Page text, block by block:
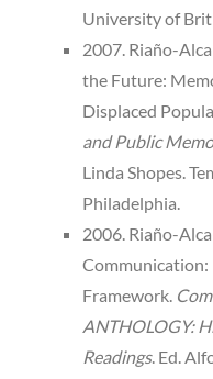
University of
2007. Riaño-
the Future:
Displaced
and Public
Linda Shopes.
Philadelphia.
2006. Riaño-
Communication:
Framework.
ANTHOLOGY:
Readings. Ed.